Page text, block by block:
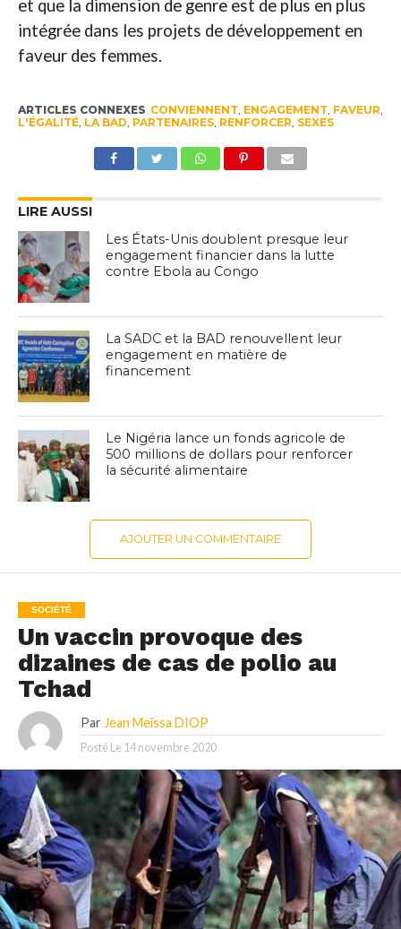
et que la dimension de genre est de plus en plus
intégrée dans les projets de développement en
faveur des femmes.
ARTICLES CONNEXES CONVIENNENT ENGAGEMENT FAVEUR
L'ÉGALITÉ, LA BAD PARTENAIRES, RENFORCER SEXES
LIRE AUSSI
Les États-Unis doublent presque leur
engagement financier dans la lutte
contre Ebola au Congo
La SADC et la BAD renouvellent leur
engagement en matière de
financement
Le Nigéria lance un fonds agricole de
500 millions de dollars pour renforcer
la sécurité alimentaire
AJOUTER UN COMMENTAIRE
SOCIÉTÉ
Un vaccin provoque des
dizaines de cas de polio au
Tchad
Par Jean Meïssa DIOP
Posté Le 14 novembre 2020